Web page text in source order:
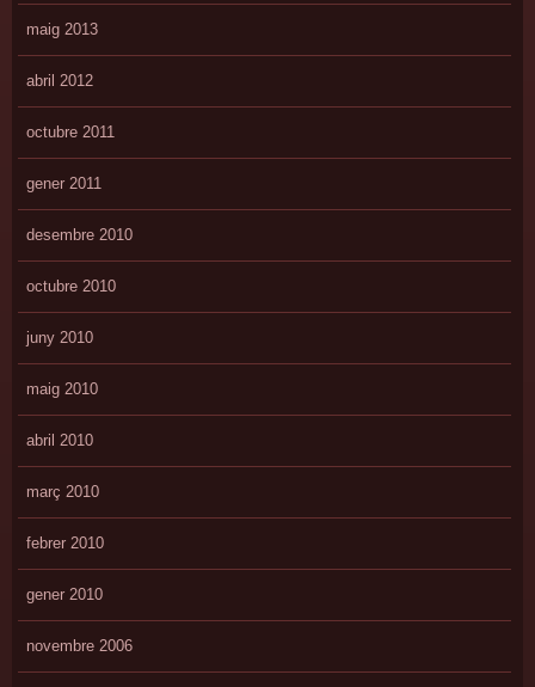
maig 2013
abril 2012
octubre 2011
gener 2011
desembre 2010
octubre 2010
juny 2010
maig 2010
abril 2010
març 2010
febrer 2010
gener 2010
novembre 2006